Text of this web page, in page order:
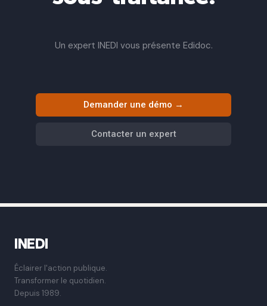
Un expert INEDI vous présente Edidoc.
Demander une démo →
Contacter un expert
INEDI
Éclairer l'action publique.
Transformer le quotidien.
Depuis 1989.